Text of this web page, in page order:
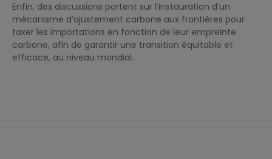
Enfin, des discussions portent sur l’instauration d’un
mécanisme d’ajustement carbone aux frontières pour
taxer les importations en fonction de leur empreinte
carbone, afin de garantir une transition équitable et
efficace, au niveau mondial.